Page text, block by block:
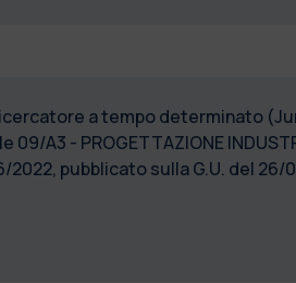
a tempo determinato
A3 - PROGETTAZIONE
pubblicato sulla G.U. del